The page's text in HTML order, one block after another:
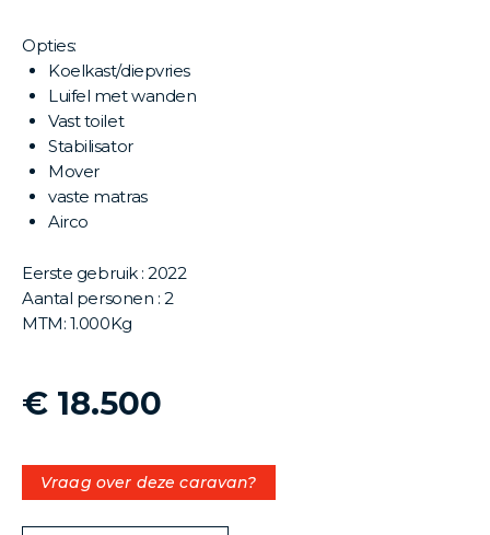
Opties:
Koelkast/diepvries
Luifel met wanden
Vast toilet
Stabilisator
Mover
vaste matras
Airco
Eerste gebruik : 2022
Aantal personen : 2
MTM: 1.000Kg
€ 18.500
Vraag over deze caravan?